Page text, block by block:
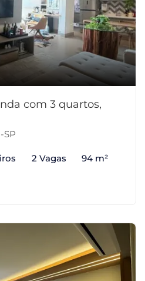
com 3 quartos,
SP
2 Vagas 94 m²